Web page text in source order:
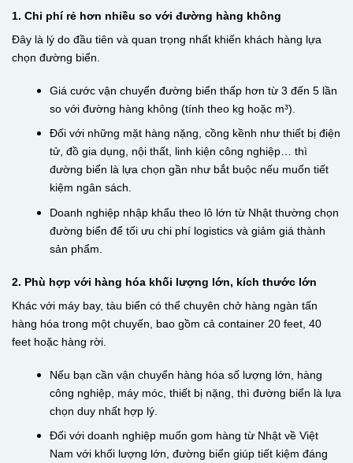
1. Chi phí rẻ hơn nhiều so với đường hàng không
Đây là lý do đầu tiên và quan trọng nhất khiến khách hàng lựa
chọn đường biển.
Giá cước vận chuyển đường biển thấp hơn từ 3 đến 5 lần
so với đường hàng không (tính theo kg hoặc m³).
Đối với những mặt hàng nặng, cồng kềnh như thiết bị điện
tử, đồ gia dụng, nội thất, linh kiện công nghiệp… thì
đường biển là lựa chọn gần như bắt buộc nếu muốn tiết
kiệm ngân sách.
Doanh nghiệp nhập khẩu theo lô lớn từ Nhật thường chọn
đường biển để tối ưu chi phí logistics và giảm giá thành
sản phẩm.
2. Phù hợp với hàng hóa khối lượng lớn, kích thước lớn
Khác với máy bay, tàu biển có thể chuyên chở hàng ngàn tấn
hàng hóa trong một chuyến, bao gồm cả container 20 feet, 40
feet hoặc hàng rời.
Nếu bạn cần vận chuyển hàng hóa số lượng lớn, hàng
công nghiệp, máy móc, thiết bị nặng, thì đường biển là lựa
chọn duy nhất hợp lý.
Đối với doanh nghiệp muốn gom hàng từ Nhật về Việt
Nam với khối lượng lớn, đường biển giúp tiết kiệm đáng